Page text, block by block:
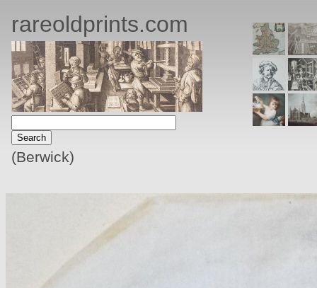
rareoldprints.com
(Berwick)